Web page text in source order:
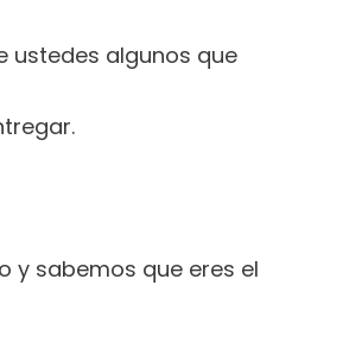
ustedes algunos que
y sabemos que eres el